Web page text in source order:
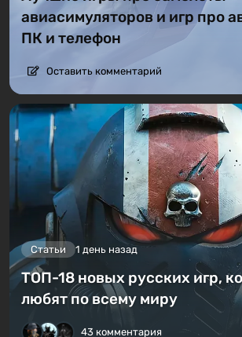
авиасимуляторов и игр про
ПК и телефон
Оставить комментарий
Статьи 1 день назад
ТОП-18 новых русских игр,
любят по всему миру
43 комментария